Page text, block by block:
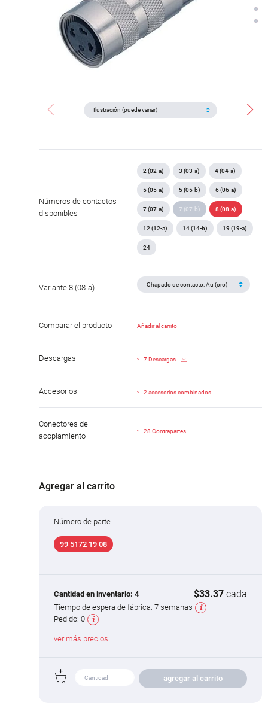
Números de contactos
disponibles
2 (02-a) 3 (03-a) 4 (04-a)
5 (05-a) 5 (05-b) 6 (06-a)
7 (07-a) 7 (07-b) 8 (08-a)
12 (12-a) 14 (14-b) 19 (19-a)
24
Variante 8 (08-a)
Comparar el producto Añadir al carrito
Descargas 7 Descargas
Accesorios 2 accesorios combinados
Conectores de
acoplamiento
28 Contrapartes
Agregar al carrito
Número de parte
99 5172 19 08
Cantidad en inventario: 4 $33.37 cada
Tiempo de espera de fábrica: 7 semanas
Pedido: 0
ver más precios
agregar al carrito